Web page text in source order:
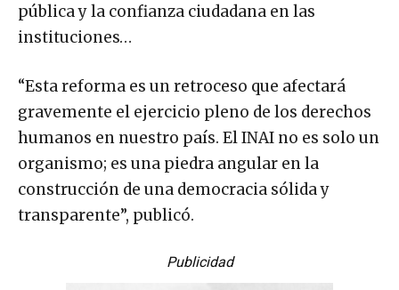
pública y la confianza ciudadana en las
instituciones…
“Esta reforma es un retroceso que afectará
gravemente el ejercicio pleno de los derechos
humanos en nuestro país. El INAI no es solo un
organismo; es una piedra angular en la
construcción de una democracia sólida y
transparente”, publicó.
Publicidad